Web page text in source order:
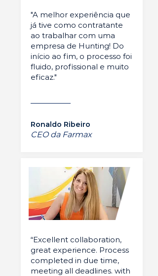
"A melhor experiência que
já tive como contratante
ao trabalhar com uma
empresa de Hunting! Do
início ao fim, o processo foi
fluido, profissional e muito
eficaz."
Ronaldo Ribeiro
CEO da Farmax
“Excellent collaboration,
great experience. Process
completed in due time,
meeting all deadlines. with